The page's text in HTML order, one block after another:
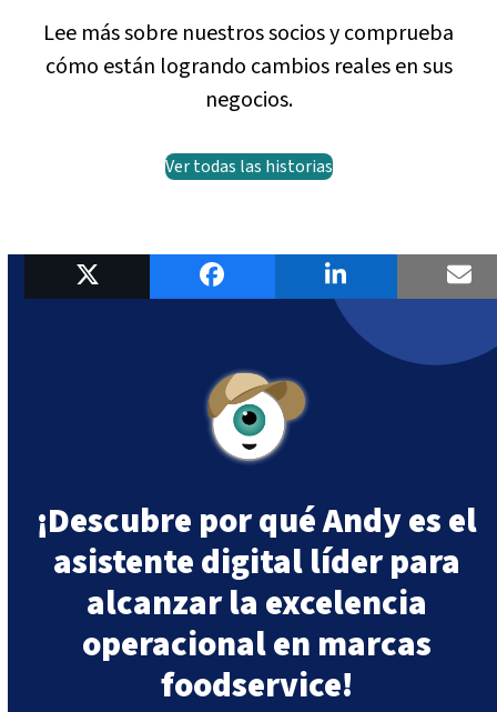
Lee más sobre nuestros socios y comprueba
cómo están logrando cambios reales en sus
negocios.
Ver todas las historias
¡Descubre por qué Andy es el
asistente digital líder para
alcanzar la excelencia
operacional en marcas
foodservice!